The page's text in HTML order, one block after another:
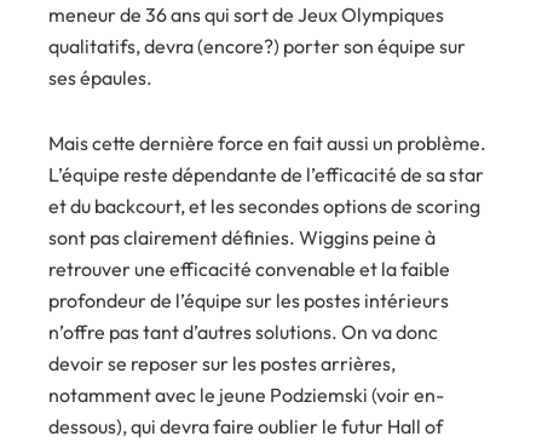
meneur de 36 ans qui sort de Jeux Olympiques
qualitatifs, devra (encore?) porter son équipe sur
ses épaules.
Mais cette dernière force en fait aussi un problème.
L’équipe reste dépendante de l’efficacité de sa star
et du backcourt, et les secondes options de scoring
sont pas clairement définies. Wiggins peine à
retrouver une efficacité convenable et la faible
profondeur de l’équipe sur les postes intérieurs
n’offre pas tant d’autres solutions. On va donc
devoir se reposer sur les postes arrières,
notamment avec le jeune Podziemski (voir en-
dessous), qui devra faire oublier le futur Hall of